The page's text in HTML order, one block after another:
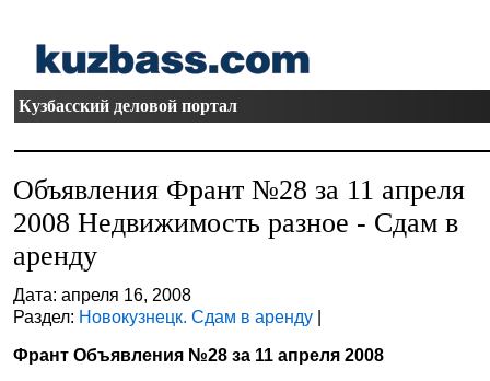
Кузбасский деловой портал
Объявления Франт №28 за 11 апреля
2008 Недвижимость разное - Сдам в
аренду
Дата: апреля 16, 2008
Раздел: Новокузнецк. Сдам в аренду |
Франт Объявления №28 за 11 апреля 2008